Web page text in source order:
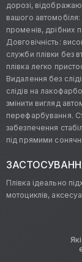
дорозі,
вашого
променів, дрібних
Довговічність:
служби плівки без
плівка легко
Видалення без
слідів на
змінити вигляд
перефарбування.
забезпечення
під прямими
Плівка ідеально
мотоциклів,